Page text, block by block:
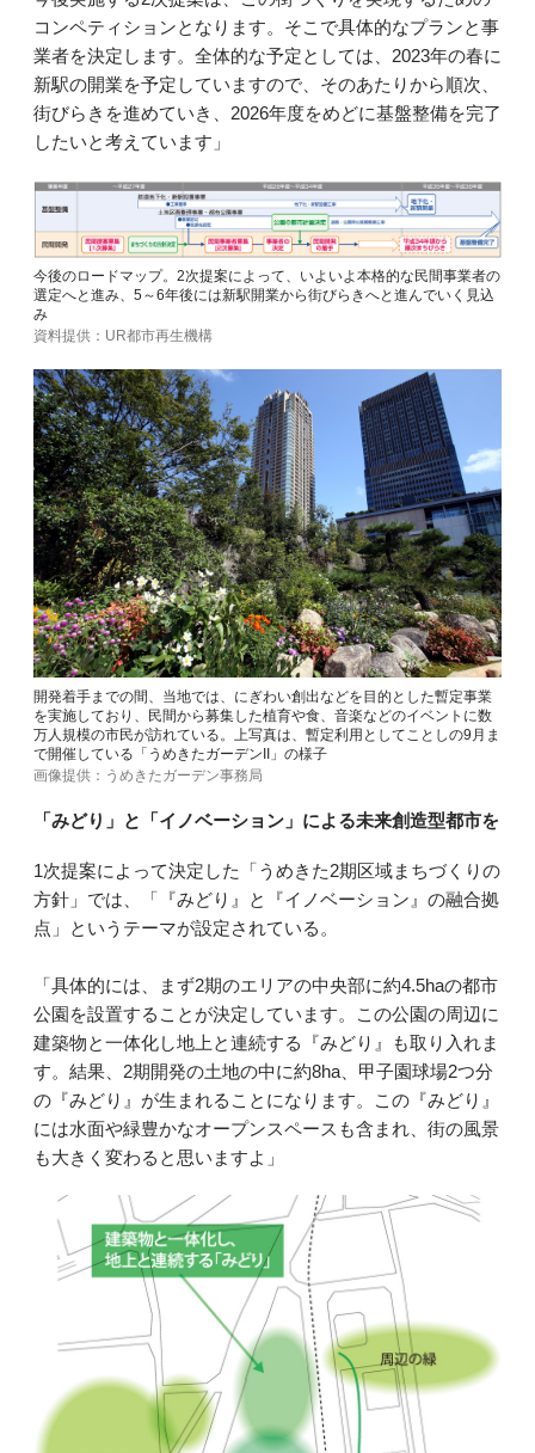
コンペティションとなります。そこで具体的なプランと事
業者を決定します。全体的な予定としては、2023年の春に
新駅の開業を予定していますので、そのあたりから順次、
街びらきを進めていき、2026年度をめどに基盤整備を完了
したいと考えています」
今後のロードマップ。2次提案によって、いよいよ本格的な民間事業者の
選定へと進み、5～6年後には新駅開業から街びらきへと進んでいく見込
み
資料提供：UR都市再生機構
開発着手までの間、当地では、にぎわい創出などを目的とした暫定事業
を実施しており、民間から募集した植育や食、音楽などのイベントに数
万人規模の市民が訪れている。上写真は、暫定利用としてことしの9月ま
で開催している「うめきたガーデンII」の様子
画像提供：うめきたガーデン事務局
「みどり」と「イノベーション」による未来創造型都市を
1次提案によって決定した「うめきた2期区域まちづくりの
方針」では、「『みどり』と『イノベーション』の融合拠
点」というテーマが設定されている。
「具体的には、まず2期のエリアの中央部に約4.5haの都市
公園を設置することが決定しています。この公園の周辺に
建築物と一体化し地上と連続する『みどり』も取り入れま
す。結果、2期開発の土地の中に約8ha、甲子園球場2つ分
の『みどり』が生まれることになります。この『みどり』
には水面や緑豊かなオープンスペースも含まれ、街の風景
も大きく変わると思いますよ」